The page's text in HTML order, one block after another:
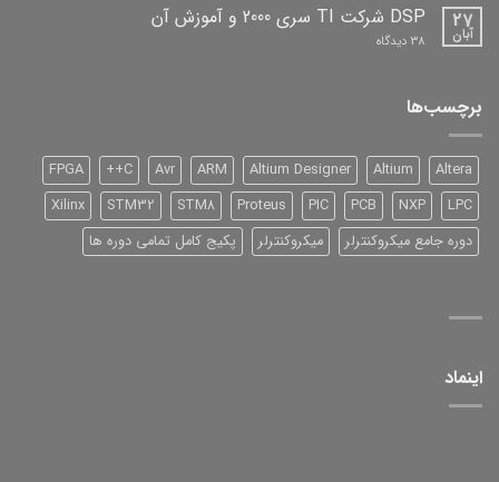
افزار 27
آبان
DSP شرکت TI سری 2000 و آموزش آن
38 دیدگاه برای
آن
برچسب‌ها
Altera
Altium
Altium Designer
ARM
Avr
C++
FPGA
LPC
NXP
PCB
PIC
Proteus
STM8
STM32
Xilinx
دوره جامع میکروکنترلر
میکروکنترلر پکیج کامل تمامی دوره ها
اینماد